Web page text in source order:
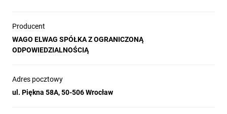
Producent
WAGO ELWAG SPÓŁKA Z OGRANICZONĄ
ODPOWIEDZIALNOŚCIĄ
Adres pocztowy
ul. Piękna 58A, 50-506 Wrocław